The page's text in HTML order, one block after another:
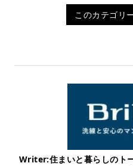
このカテゴリ
Writer:住まいと暮らしのト